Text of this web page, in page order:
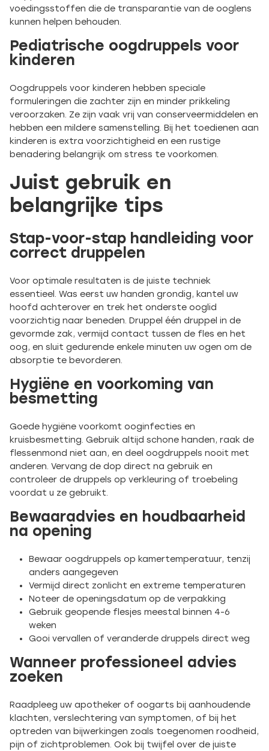
voedingsstoffen die de transparantie van de ooglens
kunnen helpen behouden.
Pediatrische oogdruppels voor
kinderen
Oogdruppels voor kinderen hebben speciale
formuleringen die zachter zijn en minder prikkeling
veroorzaken. Ze zijn vaak vrij van conserveermiddelen en
hebben een mildere samenstelling. Bij het toedienen aan
kinderen is extra voorzichtigheid en een rustige
benadering belangrijk om stress te voorkomen.
Juist gebruik en
belangrijke tips
Stap-voor-stap handleiding voor
correct druppelen
Voor optimale resultaten is de juiste techniek
essentieel. Was eerst uw handen grondig, kantel uw
hoofd achterover en trek het onderste ooglid
voorzichtig naar beneden. Druppel één druppel in de
gevormde zak, vermijd contact tussen de fles en het
oog, en sluit gedurende enkele minuten uw ogen om de
absorptie te bevorderen.
Hygiëne en voorkoming van
besmetting
Goede hygiëne voorkomt ooginfecties en
kruisbesmetting. Gebruik altijd schone handen, raak de
flessenmond niet aan, en deel oogdruppels nooit met
anderen. Vervang de dop direct na gebruik en
controleer de druppels op verkleuring of troebeling
voordat u ze gebruikt.
Bewaaradvies en houdbaarheid
na opening
Bewaar oogdruppels op kamertemperatuur, tenzij
anders aangegeven
Vermijd direct zonlicht en extreme temperaturen
Noteer de openingsdatum op de verpakking
Gebruik geopende flesjes meestal binnen 4-6
weken
Gooi vervallen of veranderde druppels direct weg
Wanneer professioneel advies
zoeken
Raadpleeg uw apotheker of oogarts bij aanhoudende
klachten, verslechtering van symptomen, of bij het
optreden van bijwerkingen zoals toegenomen roodheid,
pijn of zichtproblemen. Ook bij twijfel over de juiste